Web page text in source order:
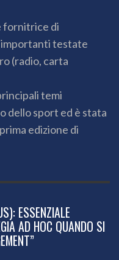
fornitrice di
testate
(radio, carta
temi
dello sport ed è stata
edizione di
ESSENZIALE
AD HOC QUANDO SI